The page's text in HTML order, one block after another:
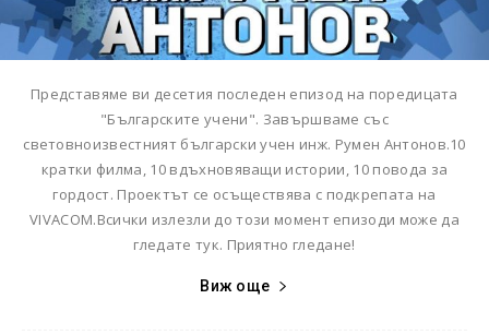
Представяме ви десетия последен епизод на поредицата
"Българските учени". Завършваме със
световноизвестният български учен инж. Румен Антонов.10
кратки филма, 10 вдъхновяващи истории, 10 повода за
гордост. Проектът се осъществява с подкрепата на
VIVACOM.Всички излезли до този момент епизоди може да
гледате тук. Приятно гледане!
Виж още